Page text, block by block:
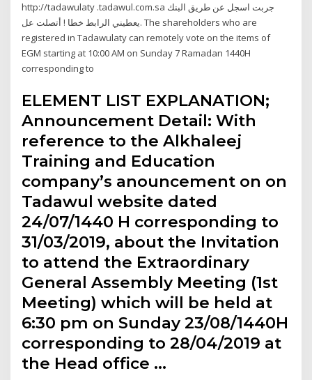
http://tadawulaty .tadawul.com.sa جربت اسجل عن طريق البنك
يعطيني الرابط خطا ! أتصلت عل. The shareholders who are
registered in Tadawulaty can remotely vote on the items of
EGM starting at 10:00 AM on Sunday 7 Ramadan 1440H
corresponding to
ELEMENT LIST EXPLANATION;
Announcement Detail: With
reference to the Alkhaleej
Training and Education
company’s anouncement on on
Tadawul website dated
24/07/1440 H corresponding to
31/03/2019, about the Invitation
to attend the Extraordinary
General Assembly Meeting (1st
Meeting) which will be held at
6:30 pm on Sunday 23/08/1440H
corresponding to 28/04/2019 at
the Head office …